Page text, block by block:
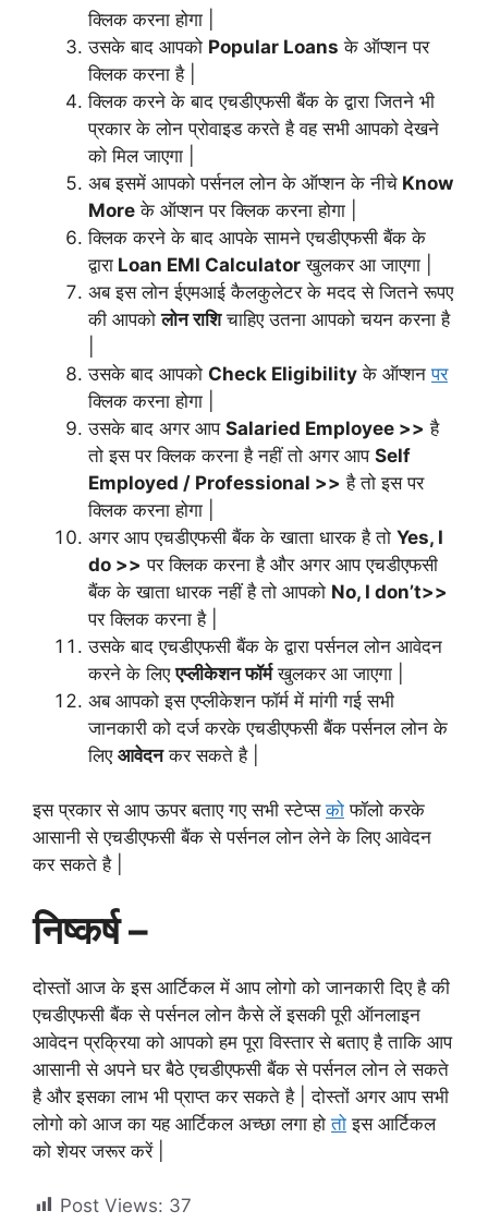
क्लिक करना होगा |
उसके बाद आपको Popular Loans के ऑप्शन पर
क्लिक करना है |
क्लिक करने के बाद एचडीएफसी बैंक के द्वारा जितने भी
प्रकार के लोन प्रोवाइड करते है वह सभी आपको देखने
को मिल जाएगा |
अब इसमें आपको पर्सनल लोन के ऑप्शन के नीचे Know
More के ऑप्शन पर क्लिक करना होगा |
क्लिक करने के बाद आपके सामने एचडीएफसी बैंक के
द्वारा Loan EMI Calculator खुलकर आ जाएगा |
अब इस लोन ईएमआई कैलकुलेटर के मदद से जितने रूपए
की आपकोलोन राशिचाहिए उतना आपको चयन करना है
उसके बाद आपको Check Eligibility के ऑप्शनपर
क्लिक करना होगा |
उसके बाद अगर आप Salaried Employee >> है
तो इस पर क्लिक करना है नहीं तो अगर आप Self
Employed / Professional >> है तो इस पर
क्लिक करना होगा |
अगर आप एचडीएफसी बैंक के खाता धारक है तो Yes, I
do >> पर क्लिक करना है और अगर आप एचडीएफसी
बैंक के खाता धारक नहीं है तो आपको No, I don’t>>
पर क्लिक करना है |
उसके बाद एचडीएफसी बैंक के द्वारा पर्सनल लोन आवेदन
करने के लिएएप्लीकेशन फॉर्मखुलकर आ जाएगा |
अब आपको इस एप्लीकेशन फॉर्म में मांगी गई सभी
जानकारी को दर्ज करके एचडीएफसी बैंक पर्सनल लोन के
लिए आवेदनकर सकते है |
इस प्रकार से आप ऊपर बताए गए सभी स्टेप्सको फॉलो करके
आसानी से एचडीएफसी बैंक से पर्सनल लोन लेने के लिए आवेदन
कर सकते है |
निष्कर्ष –
दोस्तों आज के इस आर्टिकल में आप लोगो को जानकारी दिए है की
एचडीएफसी बैंक से पर्सनल लोन कैसे लें इसकी पूरी ऑनलाइन
आवेदन प्रक्रिया को आपको हम पूरा विस्तार से बताए है ताकि आप
आसानी से अपने घर बैठे एचडीएफसी बैंक से पर्सनल लोन ले सकते
है और इसका लाभ भी प्राप्त कर सकते है | दोस्तों अगर आप सभी
लोगो को आज का यह आर्टिकल अच्छा लगा होतो इस आर्टिकल
को शेयर जरूर करें |
Post Views: 37